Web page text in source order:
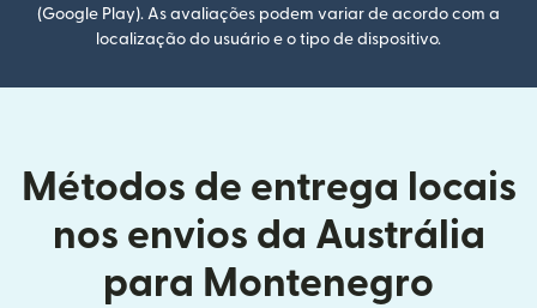
(Google Play). As avaliações podem variar de acordo com a
localização do usuário e o tipo de dispositivo.
Métodos de entrega locais
nos envios da Austrália
para Montenegro